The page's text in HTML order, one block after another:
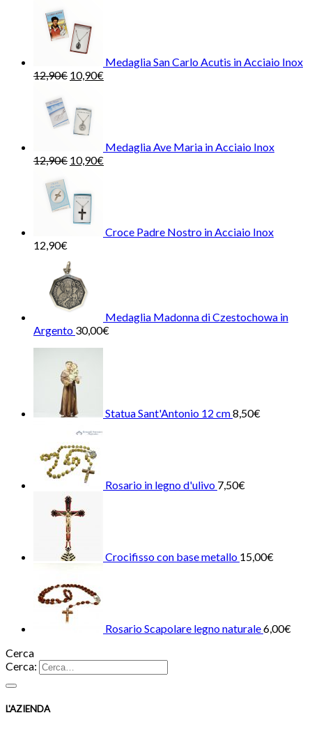
Medaglia San Carlo Acutis in Acciaio Inox
12,90€ 10,90€
Medaglia Ave Maria in Acciaio Inox
12,90€ 10,90€
Croce Padre Nostro in Acciaio Inox
12,90€
Medaglia Madonna di Czestochowa in
Argento 30,00€
Statua Sant'Antonio 12 cm8,50€
Rosario in legno d'ulivo 7,50€
Crocifisso con base metallo 15,00€
Rosario Scapolare legno naturale6,00€
Cerca
Cerca:
L'AZIENDA